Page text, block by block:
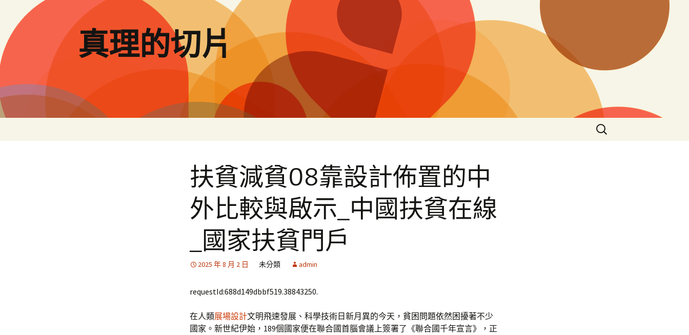
要
內
容
真理的切片
搜
尋
扶貧減貧08靠設計佈置的中
外比較與啟示_中國扶貧在線
_國家扶貧門戶
2025 年 8 月 2 日 未分類 admin
requestId:688d149dbbf519.38843250.
在人類展場設計文明飛速發展、科學技術日新月異的今天，貧困問題依然困擾著不少
國家。新世紀伊始，189個國家便在聯合國首腦會議上簽署了《聯合國千年宣言》，正